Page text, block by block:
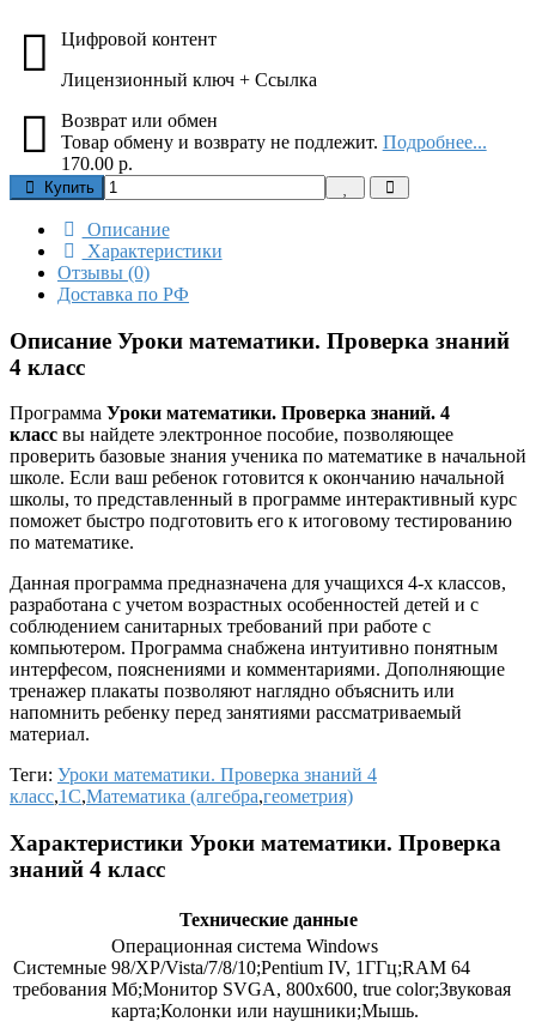
Цифровой контент
Лицензионный ключ + Ссылка
Возврат или обмен
Товар обмену и возврату не подлежит. Подробнее...
170.00 р.
Купить
Описание
Характеристики
Отзывы (0)
Доставка по РФ
Описание Уроки математики. Проверка знаний
4 класс
Программа Уроки математики. Проверка знаний. 4
класс вы найдете электронное пособие, позволяющее
проверить базовые знания ученика по математике в начальной
школе. Если ваш ребенок готовится к окончанию начальной
школы, то представленный в программе интерактивный курс
поможет быстро подготовить его к итоговому тестированию
по математике.
Данная программа предназначена для учащихся 4-х классов,
разработана с учетом возрастных особенностей детей и с
соблюдением санитарных требований при работе с
компьютером. Программа снабжена интуитивно понятным
интерфесом, пояснениями и комментариями. Дополняющие
тренажер плакаты позволяют наглядно объяснить или
напомнить ребенку перед занятиями рассматриваемый
материал.
Теги: Уроки математики. Проверка знаний 4
класс,1C,Математика (алгебра,геометрия)
Характеристики Уроки математики. Проверка
знаний 4 класс
Технические данные
Системные
требования
Операционная система Windows
98/XP/Vista/7/8/10;Pentium IV, 1ГГц;RAM 64
Мб;Монитор SVGA, 800х600, true color;Звуковая
карта;Колонки или наушники;Мышь.